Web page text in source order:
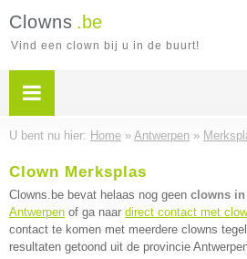
Clowns .be
Vind een clown bij u in de buurt!
U bent nu hier: Home » Antwerpen »
Clown Merksplas
Clowns.be bevat helaas nog geen clowns in
Antwerpen of ga naar direct contact met
contact te komen met meerdere clowns
resultaten getoond uit de provincie